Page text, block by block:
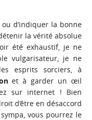
d’indiquer la bonne
la vérité absolue
été exhaustif, je ne
vulgarisateur, je ne
esprits sorciers, à
et à garder un œil
sur internet ! Bien
d’être en désaccord
vous pourrez le